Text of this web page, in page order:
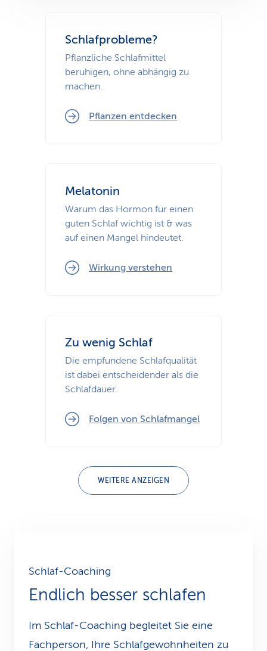
Schlafprobleme?
Pflanzliche Schlafmittel
beruhigen, ohne abhängig zu
machen.
Pflanzen entdecken
Melatonin
Warum das Hormon für einen
guten Schlaf wichtig ist & was
auf einen Mangel hindeutet.
Wirkung verstehen
Zu wenig Schlaf
Die empfundene Schlafqualität
ist dabei entscheidender als die
Schlafdauer.
Folgen von Schlafmangel
WEITERE ANZEIGEN
Schlaf-Coaching
Endlich besser schlafen
Im Schlaf-Coaching begleitet Sie eine
Fachperson, Ihre Schlafgewohnheiten zu